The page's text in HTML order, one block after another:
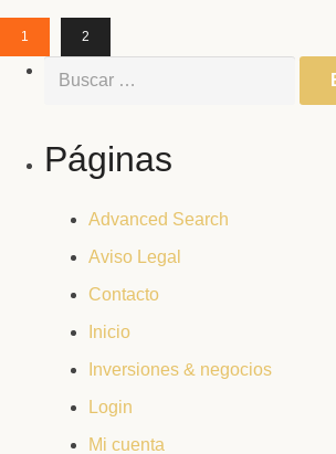
1 2
Buscar:
Páginas
Advanced Search
Aviso Legal
Contacto
Inicio
Inversiones & negocios
Login
Mi cuenta